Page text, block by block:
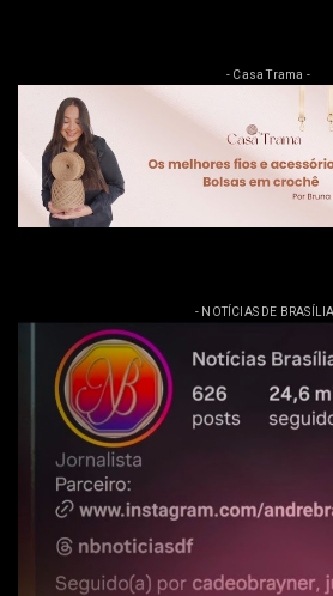
- Casa Trama -
- NOTÍCIAS DE